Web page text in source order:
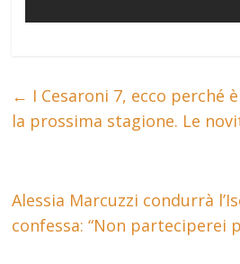
← I Cesaroni 7, ecco perché
la prossima stagione. Le
Alessia Marcuzzi condurrà
confessa: “Non parteciperei